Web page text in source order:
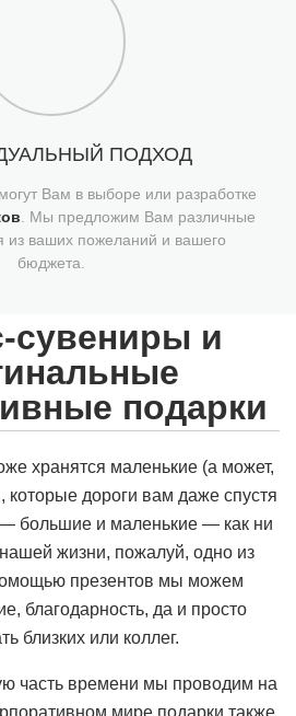
ПОДХОД
Вам в выборе или разработке
. Мы предложим Вам различные
из ваших пожеланий и вашего
бюджета.
сувениры и
подарки
хранятся маленькие (а может,
которые дороги вам даже спустя
большие и маленькие — как ни
жизни, пожалуй, одно из
презентов мы можем
благодарность, да и просто
близких или коллег.
часть времени мы проводим на
мире подарки также